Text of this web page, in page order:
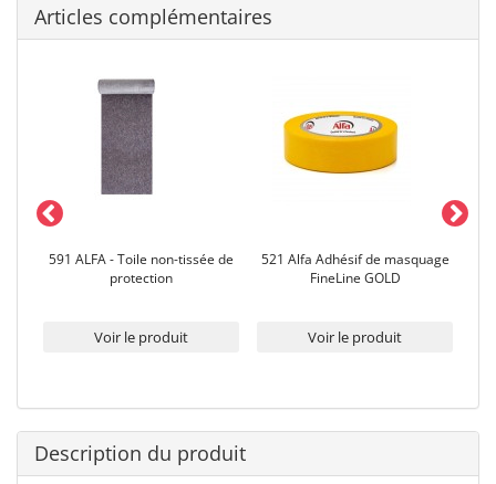
Articles complémentaires
591 ALFA - Toile non-tissée de
protection
Voir le produit
521 Alfa Adhésif de masquage
FineLine GOLD
Voir le produit
Description du produit